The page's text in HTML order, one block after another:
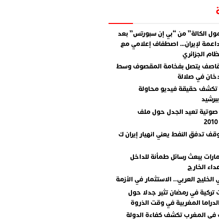
الكالة” من “بي إن سبورتس” بعد
لإيران… اصطفاف إعلامي مع
الجزائري
يتصل بفخامة المقصوف وسط
في صلالة
تكشف حقيقة فيديو محاولة
صوتية تعيد الجدل حول ملف
تدفق النفط يعني انهيار إيران ك
يبعث رسائل طمأنة للداخل
الخارج
الخليج العربي.. الاستثمار في الأزمة
في رمضان تثير جدلا حول
المغربية في وقت الذروة
في المغرب تكشف كفاءة الدولة